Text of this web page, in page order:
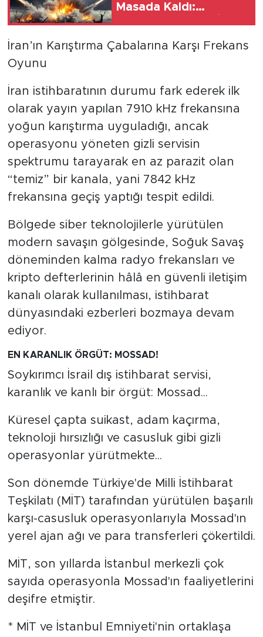
Masada Kaldı:
İran’ın Karıştırma Çabalarına Karşı Frekans
Oyunu
İran istihbaratının durumu fark ederek ilk
olarak yayın yapılan 7910 kHz frekansına
yoğun karıştırma uyguladığı, ancak
operasyonu yöneten gizli servisin
spektrumu tarayarak en az parazit olan
“temiz” bir kanala, yani 7842 kHz
frekansına geçiş yaptığı tespit edildi.
Bölgede siber teknolojilerle yürütülen
modern savaşın gölgesinde, Soğuk Savaş
döneminden kalma radyo frekansları ve
kripto defterlerinin hâlâ en güvenli iletişim
kanalı olarak kullanılması, istihbarat
dünyasındaki ezberleri bozmaya devam
ediyor.
EN KARANLIK ÖRGÜT: MOSSAD!
Soykırımcı İsrail dış istihbarat servisi,
karanlık ve kanlı bir örgüt: Mossad...
Küresel çapta suikast, adam kaçırma,
teknoloji hırsızlığı ve casusluk gibi gizli
operasyonlar yürütmekte...
Son dönemde Türkiye'de Milli İstihbarat
Teşkilatı (MİT) tarafından yürütülen başarılı
karşı-casusluk operasyonlarıyla Mossad'ın
yerel ajan ağı ve para transferleri çökertildi.
MİT, son yıllarda İstanbul merkezli çok
sayıda operasyonla Mossad'ın faaliyetlerini
deşifre etmiştir.
* MİT ve İstanbul Emniyeti'nin ortaklaşa